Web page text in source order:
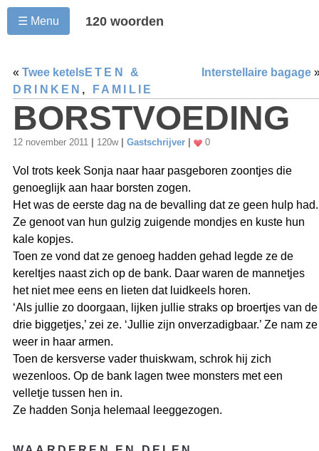
☰ Menu 120 woorden
« Twee ketels Interstellaire bagage
ETEN &
DRINKEN , FAMILIE
BORSTVOEDING
12 november 2011 120w Gastschrijver 0
Vol trots keek Sonja naar haar pasgeboren zoontjes die
genoeglijk aan haar borsten zogen.
Het was de eerste dag na de bevalling dat ze geen hulp had.
Ze genoot van hun gulzig zuigende mondjes en kuste hun
kale kopjes.
Toen ze vond dat ze genoeg hadden gehad legde ze de
kereltjes naast zich op de bank. Daar waren de mannetjes
het niet mee eens en lieten dat luidkeels horen.
‘Als jullie zo doorgaan, lijken jullie straks op broertjes van de
drie biggetjes,’ zei ze. ‘Jullie zijn onverzadigbaar.’ Ze nam ze
weer in haar armen.
Toen de kersverse vader thuiskwam, schrok hij zich
wezenloos. Op de bank lagen twee monsters met een
velletje tussen hen in.
Ze hadden Sonja helemaal leeggezogen.